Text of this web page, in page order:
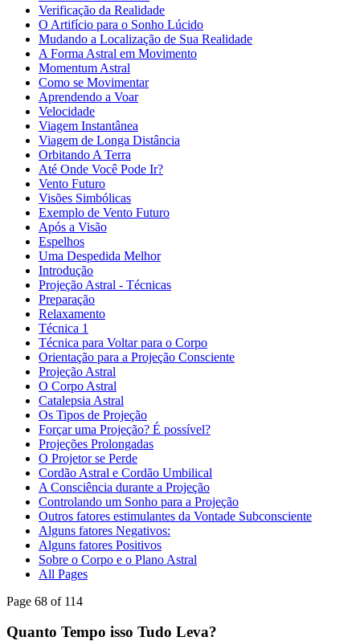
Verificação da Realidade
O Artifício para o Sonho Lúcido
Mudando a Localização de Sua Realidade
A Forma Astral em Movimento
Momentum Astral
Como se Movimentar
Aprendendo a Voar
Velocidade
Viagem Instantânea
Viagem de Longa Distância
Orbitando A Terra
Até Onde Você Pode Ir?
Vento Futuro
Visões Simbólicas
Exemplo de Vento Futuro
Após a Visão
Espelhos
Uma Despedida Melhor
Introdução
Projeção Astral - Técnicas
Preparação
Relaxamento
Técnica 1
Técnica para Voltar para o Corpo
Orientação para a Projeção Consciente
Projeção Astral
O Corpo Astral
Catalepsia Astral
Os Tipos de Projeção
Forçar uma Projeção? É possível?
Projeções Prolongadas
O Projetor se Perde
Cordão Astral e Cordão Umbilical
A Consciência durante a Projeção
Controlando um Sonho para a Projeção
Outros fatores estimulantes da Vontade Subconsciente
Alguns fatores Negativos:
Alguns fatores Positivos
Sobre o Corpo e o Plano Astral
All Pages
Page 68 of 114
Quanto Tempo isso Tudo Leva?